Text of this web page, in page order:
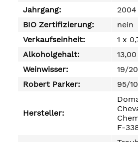
Jahrgang:
2004
BIO Zertifizierung:
nein
Verkaufseinheit:
1 x
Alkoholgehalt:
Weinwisser:
19/
Robert Parker:
95/
Hersteller:
F-